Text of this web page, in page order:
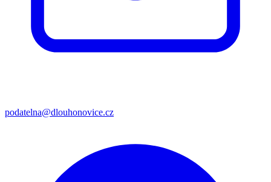
podatelna@dlouhonovice.cz